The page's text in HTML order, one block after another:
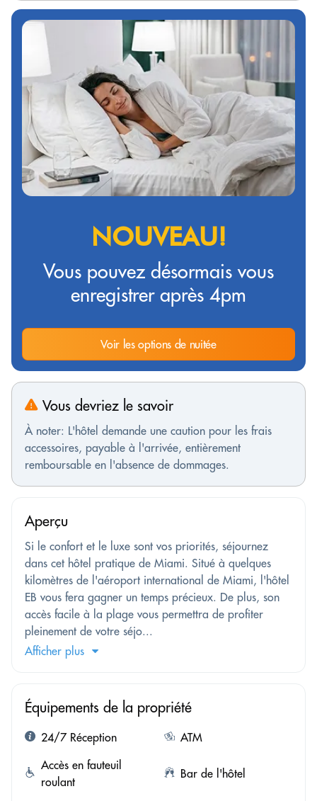
NOUVEAU!
Vous pouvez désormais vous
enregistrer après 4pm
Voir les options de nuitée
Vous devriez le savoir
À noter: L'hôtel demande une caution pour les frais
accessoires, payable à l'arrivée, entièrement
remboursable en l'absence de dommages.
Aperçu
Si le confort et le luxe sont vos priorités, séjournez
dans cet hôtel pratique de Miami. Situé à quelques
kilomètres de l'aéroport international de Miami, l'hôtel
EB vous fera gagner un temps précieux. De plus, son
accès facile à la plage vous permettra de profiter
pleinement de votre séjo...
Afficher plus
Équipements de la propriété
24/7 Réception
ATM
Accès en fauteuil
roulant
Bar de l'hôtel